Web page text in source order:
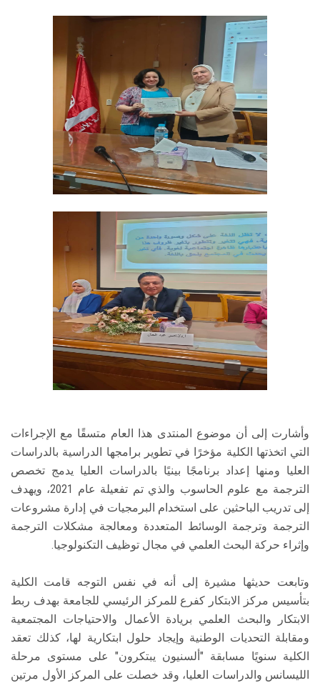
وأشارت إلى أن موضوع المنتدى هذا العام متسقًا مع الإجراءات
التي اتخذتها الكلية مؤخرًا في تطوير برامجها الدراسية بالدراسات
العليا ومنها إعداد برنامجًا بينيًا بالدراسات العليا يدمج تخصص
الترجمة مع علوم الحاسوب والذي تم تفعيلة عام 2021، ويهدف
إلى تدريب الباحثين على استخدام البرمجيات في إدارة مشروعات
الترجمة وترجمة الوسائط المتعددة ومعالجة مشكلات الترجمة
وإثراء حركة البحث العلمي في مجال توظيف التكنولوجيا.
وتابعت حديثها مشيرة إلى أنه في نفس التوجه قامت الكلية
بتأسيس مركز الابتكار كفرع للمركز الرئيسي للجامعة بهدف ربط
الابتكار والبحث العلمي بريادة الأعمال والاحتياجات المجتمعية
ومقابلة التحديات الوطنية وإيجاد حلول ابتكارية لها، كذلك تعقد
الكلية سنويًا مسابقة "ألسنيون يبتكرون" على مستوى مرحلة
الليسانس والدراسات العليا، وقد خصلت على المركز الأول مرتين